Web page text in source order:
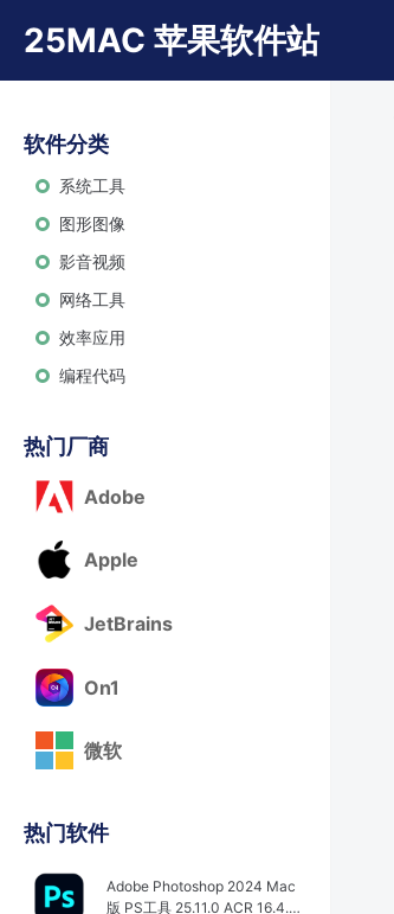
25MAC 苹果软件站
软件分类
系统工具
图形图像
影音视频
网络工具
效率应用
编程代码
热门厂商
Adobe
Apple
JetBrains
On1
微软
热门软件
Adobe Photoshop 2024 Mac
版 PS工具 25.11.0 ACR 16.4.0.